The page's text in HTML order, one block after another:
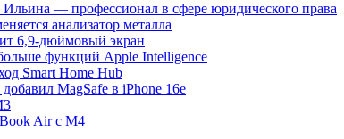
Ильина — профессионал в сфере юридического права
анализатор металла
6,9-дюймовый экран
функций Apple Intelligence
Smart Home Hub
MagSafe в iPhone 16e
Air с M4